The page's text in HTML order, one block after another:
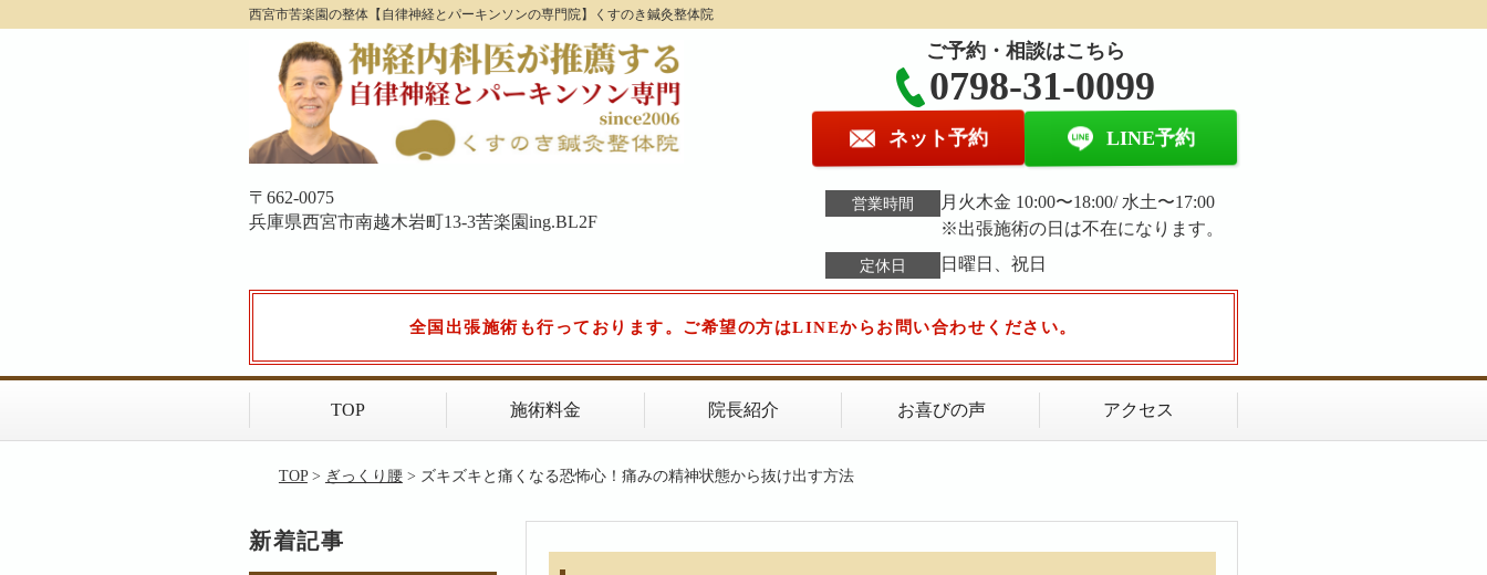
西宮市苦楽園の整体【自律神経とパーキンソンの専門院】くすのき鍼灸整体院
〒662-0075
兵庫県西宮市南越木岩町13-3苦楽園ing.BL2F
ご予約・相談はこちら
0798-31-0099
ネット予約 LINE予約
営業時間
月火木金 10:00〜18:00/ 水土〜17:00
※出張施術の日は不在になります。
定休日 日曜日、祝日
全国出張施術も行っております。ご希望の方はLINEからお問い合わせください。
TOP 施術料金 院長紹介 お喜びの声 アクセス
TOP> ぎっくり腰> ズキズキと痛くなる恐怖心！痛みの精神状態から抜け出す方法
新着記事